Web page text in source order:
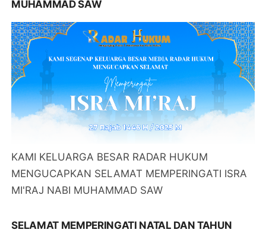
MUHAMMAD SAW
KAMI KELUARGA BESAR RADAR HUKUM
MENGUCAPKAN SELAMAT MEMPERINGATI ISRA
MI'RAJ NABI MUHAMMAD SAW
SELAMAT MEMPERINGATI NATAL DAN TAHUN